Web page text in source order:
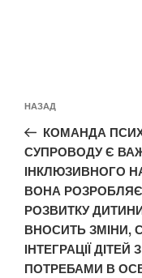
по
записям
Предыдущая
запись:
НАЗАД
КОМАНДА
СУПРОВОДУ Є
ІНКЛЮЗИВНОГО
ВОНА
РОЗВИТКУ
ВНОСИТЬ ЗМІНИ,
ІНТЕГРАЦІЇ
ПОТРЕБАМИ В